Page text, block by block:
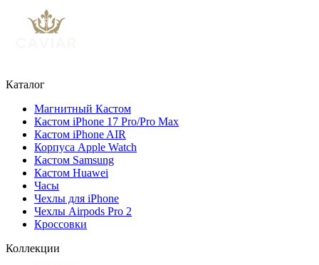
Каталог
Магнитный Кастом
Кастом iPhone 17 Pro/Pro Max
Кастом iPhone AIR
Корпуса Apple Watch
Кастом Samsung
Кастом Huawei
Часы
Чехлы для iPhone
Чехлы Airpods Pro 2
Кроссовки
Коллекции